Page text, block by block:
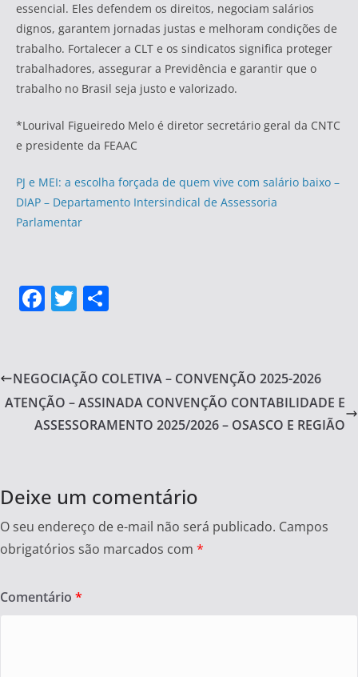
essencial. Eles defendem os direitos, negociam salários
dignos, garantem jornadas justas e melhoram condições de
trabalho. Fortalecer a CLT e os sindicatos significa proteger
trabalhadores, assegurar a Previdência e garantir que o
trabalho no Brasil seja justo e valorizado.
*Lourival Figueiredo Melo é diretor secretário geral da CNTC
e presidente da FEAAC
PJ e MEI: a escolha forçada de quem vive com salário baixo –
DIAP – Departamento Intersindical de Assessoria
Parlamentar
F
e
b
o
T
er e
NEGOCIAÇÃO COLETIVA – CONVENÇÃO 2025-2026
ATENÇÃO – ASSINADA CONVENÇÃO CONTABILIDADE E
ASSESSORAMENTO 2025/2026 – OSASCO E REGIÃO
Deixe um comentário
O seu endereço de e-mail não será publicado. Campos
obrigatórios são marcados com *
Comentário *